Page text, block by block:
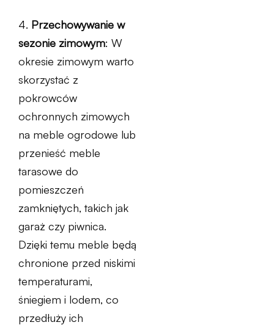
4. Przechowywanie w
sezonie zimowym: W
okresie zimowym warto
skorzystać z
pokrowców
ochronnych zimowych
na meble ogrodowe lub
przenieść meble
tarasowe do
pomieszczeń
zamkniętych, takich jak
garaż czy piwnica.
Dzięki temu meble będą
chronione przed niskimi
temperaturami,
śniegiem i lodem, co
przedłuży ich